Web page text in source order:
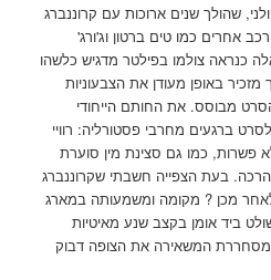
שהולך שנים ארוכות עם קרוננברג
אחרים כמו טים ברטון וג'ורג'
כנראה צולמו בפילטר מדגיש כלשהו
באופן מעודן את הצבעוניות
מבוסס. את החותם הייחודי
ברגעים מחרבי פסטורליה: רוויי
כמו גם סצינת מין סוערת
הרכה. בעת הצפייה חשבתי שקרוננברג
מכן ? מקומה ומשמעותה במארג
ביד אומן בקצב שנע מאיטיות
המשאירה את הצופה דבוק